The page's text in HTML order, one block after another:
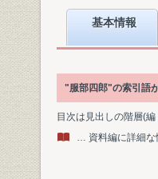
基本情報
"服部四郎"の索引語
目次は見出しの階層(
… 資料編に詳細な